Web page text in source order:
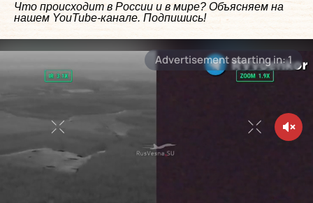
Что происходит в России и в мире? Объясняем на
нашем YouTube-канале. Подпишись!